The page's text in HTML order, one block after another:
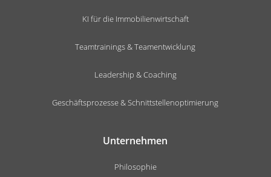
KI für die Immobilienwirtschaft
Teamtrainings & Teamentwicklung
Leadership & Coaching
Geschäftsprozesse & Schnittstellenoptimierung
Unternehmen
Philosophie